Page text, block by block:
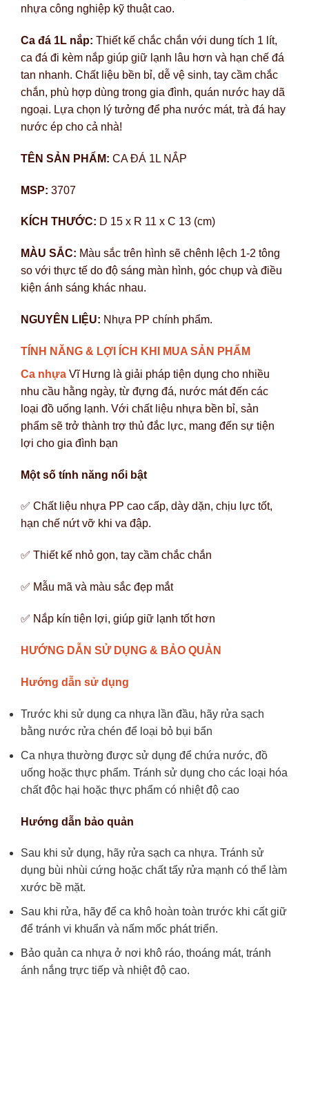
nhựa công nghiệp kỹ thuật cao.
Ca đá 1L nắp: Thiết kế chắc chắn với dung tích 1 lít,
ca đá đi kèm nắp giúp giữ lạnh lâu hơn và hạn chế đá
tan nhanh. Chất liệu bền bỉ, dễ vệ sinh, tay cầm chắc
chắn, phù hợp dùng trong gia đình, quán nước hay dã
ngoại. Lựa chọn lý tưởng để pha nước mát, trà đá hay
nước ép cho cả nhà!
TÊN SẢN PHẨM: CA ĐÁ 1L NẮP
MSP: 3707
KÍCH THƯỚC: D 15 x R 11 x C 13 (cm)
MÀU SẮC: Màu sắc trên hình sẽ chênh lệch 1-2 tông
so với thực tế do độ sáng màn hình, góc chụp và điều
kiện ánh sáng khác nhau.
NGUYÊN LIỆU: Nhựa PP chính phẩm.
TÍNH NĂNG & LỢI ÍCH KHI MUA SẢN PHẨM
Ca nhựa Vĩ Hưng là giải pháp tiện dụng cho nhiều
nhu cầu hằng ngày, từ đựng đá, nước mát đến các
loại đồ uống lạnh. Với chất liệu nhựa bền bỉ, sản
phẩm sẽ trở thành trợ thủ đắc lực, mang đến sự tiện
lợi cho gia đình bạn
Một số tính năng nổi bật
✅ Chất liệu nhựa PP cao cấp, dày dặn, chịu lực tốt,
hạn chế nứt vỡ khi va đập.
✅ Thiết kế nhỏ gọn, tay cầm chắc chắn
✅ Mẫu mã và màu sắc đẹp mắt
✅ Nắp kín tiện lợi, giúp giữ lạnh tốt hơn
HƯỚNG DẪN SỬ DỤNG & BẢO QUẢN
Hướng dẫn sử dụng
Trước khi sử dụng ca nhựa lần đầu, hãy rửa sạch
bằng nước rửa chén để loại bỏ bụi bẩn
Ca nhựa thường được sử dụng để chứa nước, đồ
uống hoặc thực phẩm. Tránh sử dụng cho các loại hóa
chất độc hại hoặc thực phẩm có nhiệt độ cao
Hướng dẫn bảo quản
Sau khi sử dụng, hãy rửa sạch ca nhựa. Tránh sử
dụng bùi nhùi cứng hoặc chất tẩy rửa mạnh có thể làm
xước bề mặt.
Sau khi rửa, hãy để ca khô hoàn toàn trước khi cất giữ
để tránh vi khuẩn và nấm mốc phát triển.
Bảo quản ca nhựa ở nơi khô ráo, thoáng mát, tránh
ánh nắng trực tiếp và nhiệt độ cao.